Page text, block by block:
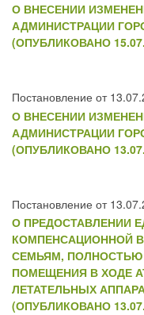
О ВНЕСЕНИИ
АДМИНИСТРАЦИИ
(ОПУБЛИКОВАНО
Постановление от
О ВНЕСЕНИИ
АДМИНИСТРАЦИИ
(ОПУБЛИКОВАНО
Постановление от
О ПРЕДОСТАВЛЕНИИ
КОМПЕНСАЦИОННОЙ
СЕМЬЯМ,
ПОМЕЩЕНИЯ В ХОДЕ
ЛЕТАТЕЛЬНЫХ
(ОПУБЛИКОВАНО